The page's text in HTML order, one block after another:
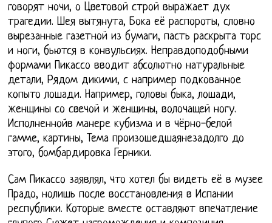
говорят ночи, о Цветовой строй выражает дух
трагедии. Шея вытянута, Бока её распороты, словно
вырезанные газетной из бумаги, пасть раскрыта торс
и ноги, бьются в конвульсиях. Неправдоподобными
формами Пикассо вводит абсолютно натуральные
детали, Рядом дикими, с например подкованное
копыто лошади. Например, головы быка, лошади,
женщины со свечой и женщины, волочащей ногу.
Исполненнойв манере кубизма и в чёрно-белой
гамме, картины, Тема произошедшаянезадолго до
этого, бомбардировка Герники.
Сам Пикассо заявлял, что хотел бы видеть её в музее
Прадо, нолишь после восстановления в Испании
республики. Которые вместе оставляют впечатление